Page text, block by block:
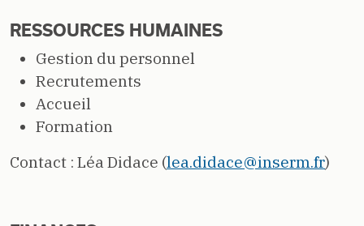
RESSOURCES HUMAINES
Gestion du personnel
Recrutements
Accueil
Formation
Contact : Léa Didace (lea.didace@inserm.fr)